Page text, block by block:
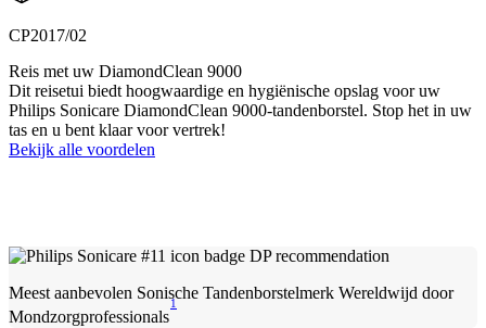
CP2017/02
Reis met uw DiamondClean 9000
Dit reisetui biedt hoogwaardige en hygiënische opslag voor uw
Philips Sonicare DiamondClean 9000-tandenborstel. Stop het in uw
tas en u bent klaar voor vertrek!
Bekijk alle voordelen
Meest aanbevolen Sonische Tandenborstelmerk Wereldwijd door
Mondzorgprofessionals
1